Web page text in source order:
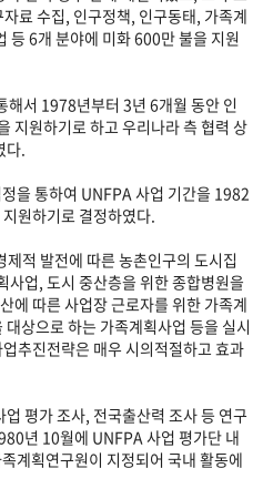
료 수집, 인구정책, 인구동태, 가족계
등 6개 분야에 미화 600만 불을 지원
서 1978년부터 3년 6개월 동안 인
지원하기로 하고 우리나라 측 협력 상
.
을 통하여 UNFPA 사업 기간을 1982
원하기로 결정하였다.
적 발전에 따른 농촌인구의 도시집
사업, 도시 중산층을 위한 종합병원을
에 따른 사업장 근로자를 위한 가족계
상으로 하는 가족계획사업 등을 실시
추진전략은 매우 시의적절하고 효과
평가 조사, 전국출산력 조사 등 연구
년 10월에 UNFPA 사업 평가단 내
계획연구원이 지정되어 국내 활동에